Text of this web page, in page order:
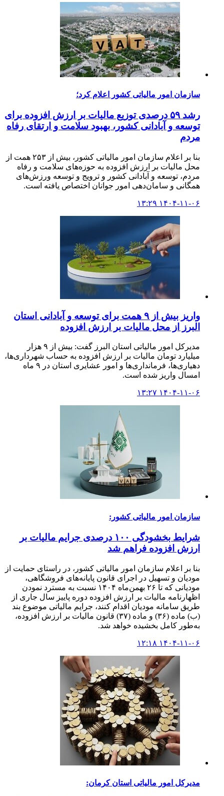
سازمان امور مالیاتی کشور اعلام کرد؛
رشد ۵۹ درصدی توزیع مالیات بر ارزش افزوده برای
توسعه و آبادانی کشور، بهبود سلامت و ارتقای رفاه
مردم
بنا بر اعلام سازمان امور مالیاتی کشور، بیش از ۲۵۳ همت از
محل مالیات بر ارزش افزوده به حوزه‌های سلامت و رفاه
مردم، توسعه و آبادانی کشور و ترویج و توسعه ورزش‌های
همگانی و سامان‌دهی امور جوانان اختصاص یافته است.
۱۴۰۴-۱۱-۰۶ ۱۳:۲۹
واریز بیش از ۹ همت برای توسعه و آبادانی استان
البرز از محل مالیات بر ارزش افزوده
مدیرکل امور مالیاتی استان البرز گفت: بیش از ۹ هزار
میلیارد تومان مالیات بر ارزش افزوده به حساب شهرداری‌ها،
دهیاری‌ها، فرمانداری‌ها و امور عشایری استان در ۹ ماه
امسال واریز شده است.
۱۴۰۴-۱۱-۰۶ ۱۳:۲۷
سازمان امور مالیاتی کشور:
شرایط بخشودگی ۱۰۰ درصدی جرایم مالیات بر
ارزش افزوده فراهم شد
بنا بر اعلام سازمان امور مالیاتی کشور، در راستای حمایت از
مودیان و تسهیل در اجرای قانون پایانه‌های فروشگاهی،
مودیانی که تا ۲۶ بهمن‌ماه ۱۴۰۴ نسبت به مسترد نمودن
اظهارنامه مالیات بر ارزش افزوده دوره پاییز سال جاری از
طریق سامانه مودیان اقدام کنند، جرایم مالیاتی موضوع بند
(ب) ماده (۳۶) و ماده (۳۷) قانون مالیات بر ارزش افزوده،
به‌طور کامل بخشیده خواهد شد.
۱۴۰۴-۱۱-۰۶ ۱۲:۱۸
مدیرکل امور مالیاتی استان کرمان: